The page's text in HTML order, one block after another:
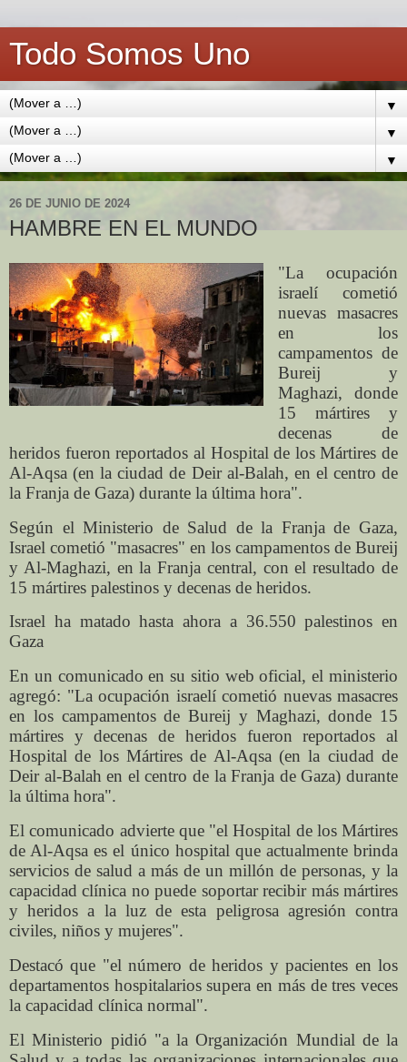
Todo Somos Uno
▼
▼
▼
26 DE JUNIO DE 2024
HAMBRE EN EL MUNDO
"La ocupación
israelí cometió
nuevas masacres
en los
campamentos de
Bureij y
Maghazi, donde
15 mártires y
decenas de
heridos fueron reportados al Hospital de los Mártires de
Al-Aqsa (en la ciudad de Deir al-Balah, en el centro de
la Franja de Gaza) durante la última hora".
Según el Ministerio de Salud de la Franja de Gaza,
Israel cometió "masacres" en los campamentos de Bureij
y Al-Maghazi, en la Franja central, con el resultado de
15 mártires palestinos y decenas de heridos.
Israel ha matado hasta ahora a 36.550 palestinos en
Gaza
En un comunicado en su sitio web oficial, el ministerio
agregó: "La ocupación israelí cometió nuevas masacres
en los campamentos de Bureij y Maghazi, donde 15
mártires y decenas de heridos fueron reportados al
Hospital de los Mártires de Al-Aqsa (en la ciudad de
Deir al-Balah en el centro de la Franja de Gaza) durante
la última hora".
El comunicado advierte que "el Hospital de los Mártires
de Al-Aqsa es el único hospital que actualmente brinda
servicios de salud a más de un millón de personas, y la
capacidad clínica no puede soportar recibir más mártires
y heridos a la luz de esta peligrosa agresión contra
civiles, niños y mujeres".
Destacó que "el número de heridos y pacientes en los
departamentos hospitalarios supera en más de tres veces
la capacidad clínica normal".
El Ministerio pidió "a la Organización Mundial de la